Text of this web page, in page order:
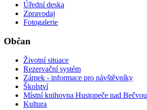
Úřední deska
Zpravodaj
Fotogalerie
Občan
Životní situace
Rezervační systém
Zámek - informace pro návštěvníky
Školství
Místní knihovna Hustopeče nad Bečvou
Kultura